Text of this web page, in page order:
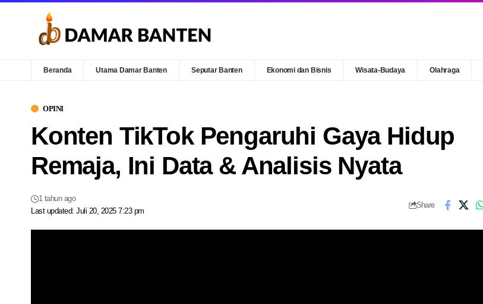
Beranda Utama Damar Banten Seputar Banten Ekonomi dan Bisnis Wisata-Budaya Olahraga
OPINI
Konten TikTok Pengaruhi Gaya Hidup
Remaja, Ini Data & Analisis Nyata
Last updated: Juli 20, 2025 7:23 pm
1 tahun ago
Share